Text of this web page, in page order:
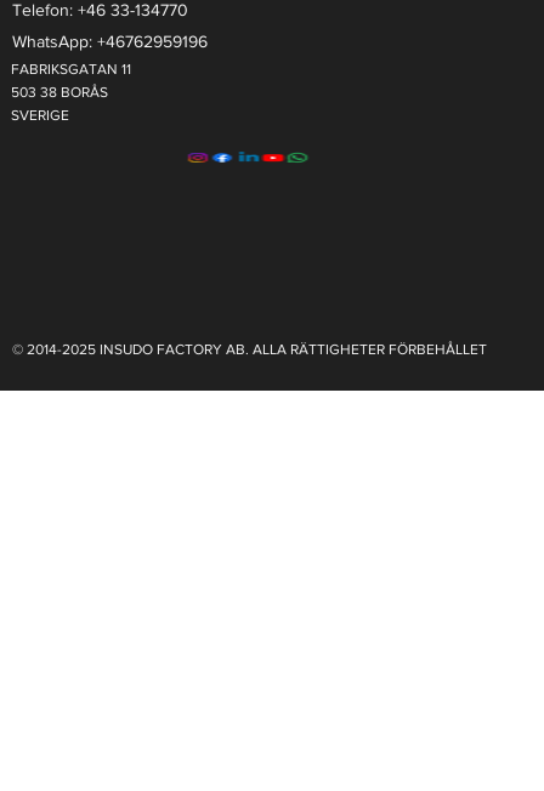
Telefon: +46 33-134770​
WhatsApp: +46762959196
FABRIKSGATAN 11
503 38 BORÅS
SVERIGE
© 2014-2025 INSUDO FACTORY AB. ALLA RÄTTIGHETER FÖRBEHÅLLET